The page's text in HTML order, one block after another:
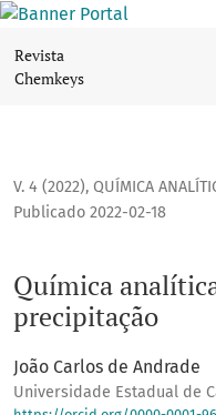
Revista
Chemkeys
V. 4 (2022), QUÍMICA
Química
precipitação
Publicado 2022-02-18
João Carlos de Andrade
Universidade Estadual de